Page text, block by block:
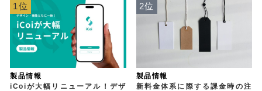
製品情報
iCoiが大幅リニューアル！デザ
1位
製品情報
新料金体系に際する課金時の注
2位